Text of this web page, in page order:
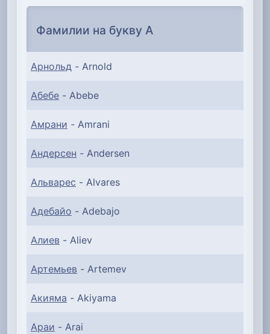
Фамилии на букву А
Арнольд - Arnold
Абебе - Abebe
Амрани - Amrani
Андерсен - Andersen
Альварес - Alvares
Адебайо - Adebajo
Алиев - Aliev
Артемьев - Artemev
Акияма - Akiyama
Араи - Arai